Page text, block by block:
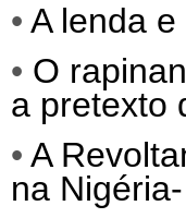
• A lenda
• O
a pretexto
• A
na